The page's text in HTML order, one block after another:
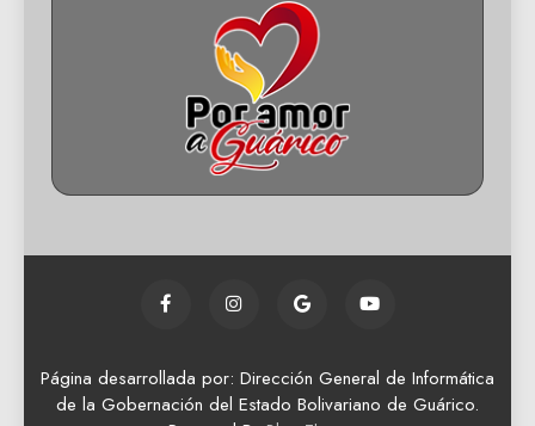
Página desarrollada por: Dirección General de Informática
de la Gobernación del Estado Bolivariano de Guárico.